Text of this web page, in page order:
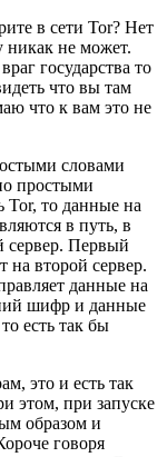
в сети Tor? Нет
никак не может.
государства то
что вы там
что к вам это не
словами
простыми
Tor, то данные на
в путь, в
сервер. Первый
на второй сервер.
данные на
шифр и данные
есть так бы
это и есть так
этом, при запуске
образом и
говоря